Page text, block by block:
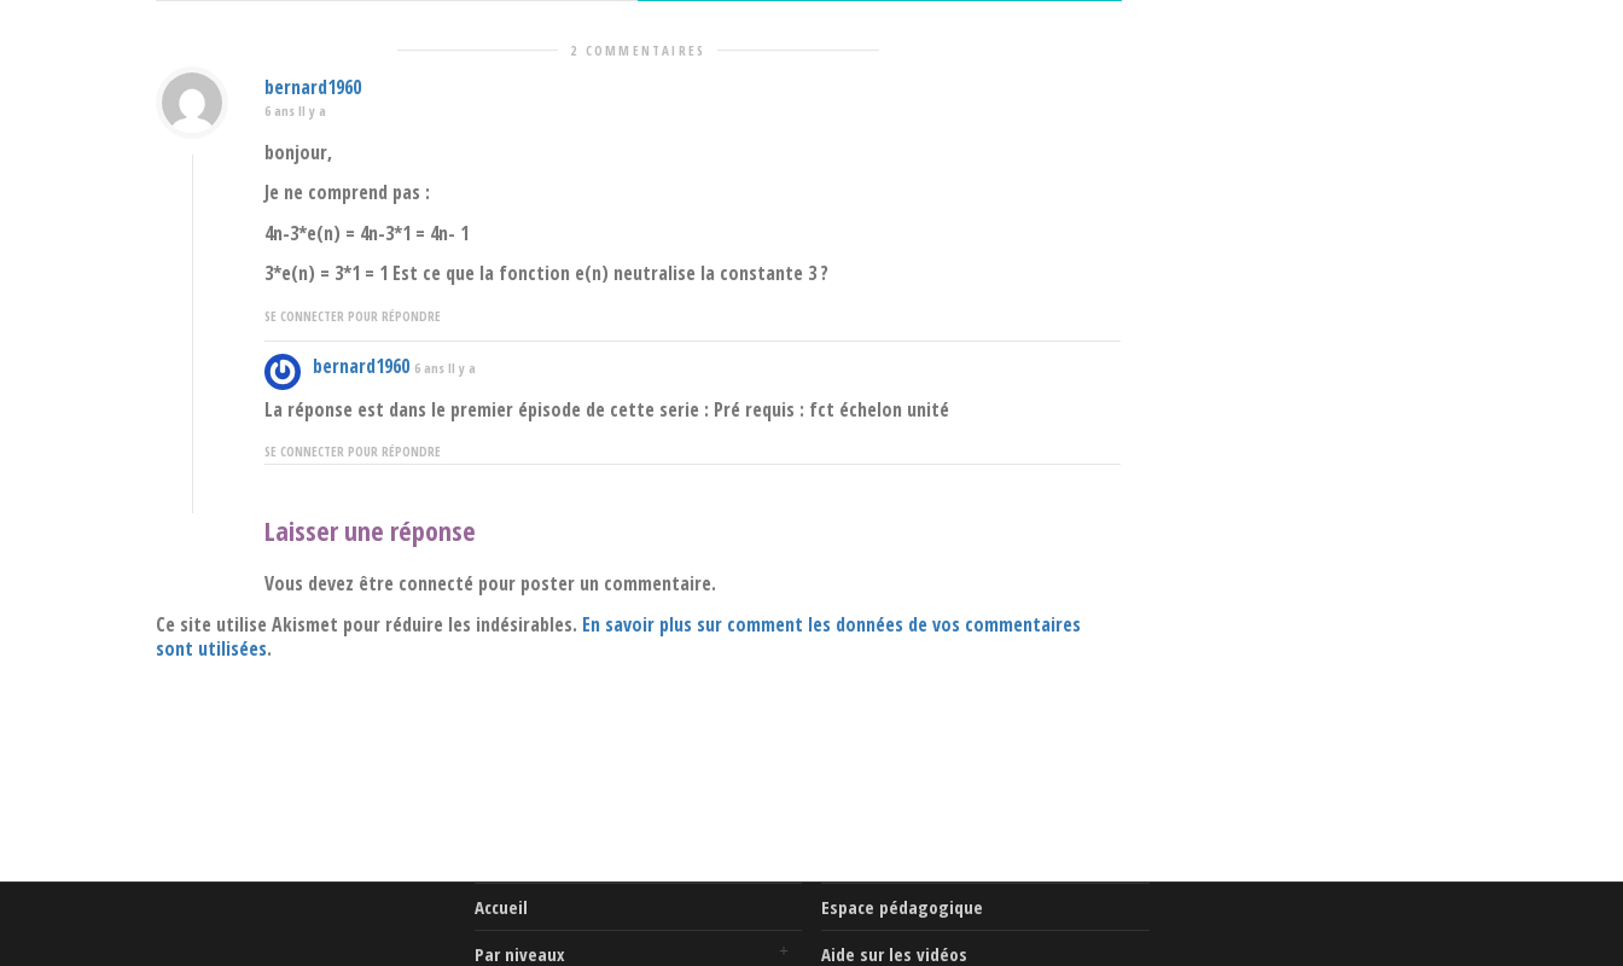
2 COMMENTAIRES
bernard1960
6 ans Il y a
bonjour,
Je ne comprend pas :
4n-3*e(n) = 4n-3*1 = 4n- 1
3*e(n) = 3*1 = 1 Est ce que la fonction e(n) neutralise la constante 3 ?
SE CONNECTER POUR RÉPONDRE
bernard1960 6 ans Il y a
La réponse est dans le premier épisode de cette serie : Pré requis : fct échelon unité
SE CONNECTER POUR RÉPONDRE
Laisser une réponse
Vous devez être connecté pour poster un commentaire.
Ce site utilise Akismet pour réduire les indésirables. En savoir plus sur comment les données de vos commentaires
sont utilisées.
Accueil
Par niveaux
Espace pédagogique
Aide sur les vidéos